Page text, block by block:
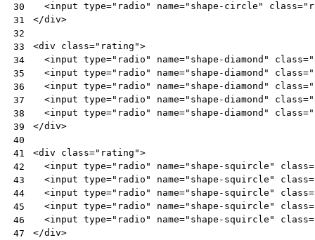
30
31
32
33
34
35
36
37
38
39
40
41
42
43
44
45
46
47
<input type="radio" name="shape-circle" class=
</div>
<div class="rating">
<input type="radio" name="shape-diamond" class=
<input type="radio" name="shape-diamond" class=
<input type="radio" name="shape-diamond" class=
<input type="radio" name="shape-diamond" class=
<input type="radio" name="shape-diamond" class=
</div>
<div class="rating">
<input type="radio" name="shape-squircle" class=
<input type="radio" name="shape-squircle" class=
<input type="radio" name="shape-squircle" class=
<input type="radio" name="shape-squircle" class=
<input type="radio" name="shape-squircle" class=
</div>